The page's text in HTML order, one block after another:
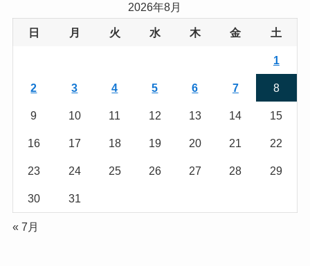
2026年8月
日 月 火 水 木 金 土
1
2 3 4 5 6 7 8
9 10 11 12 13 14 15
16 17 18 19 20 21 22
23 24 25 26 27 28 29
30 31
« 7月